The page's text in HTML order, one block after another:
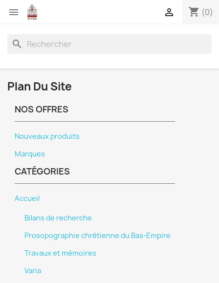
 shopping_cart (0)

search
Plan Du Site
NOS OFFRES
Nouveaux produits
Marques
CATÉGORIES
Accueil
Bilans de recherche
Prosopographie chrétienne du Bas-Empire
Travaux et mémoires
Varia